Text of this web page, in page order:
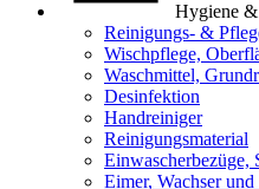
Hygiene
Reinigungs- &
Wischpflege,
Waschmittel,
Desinfektion
Handreiniger
Reinigungsmaterial
Einwascherbezüge,
Eimer, Wachser